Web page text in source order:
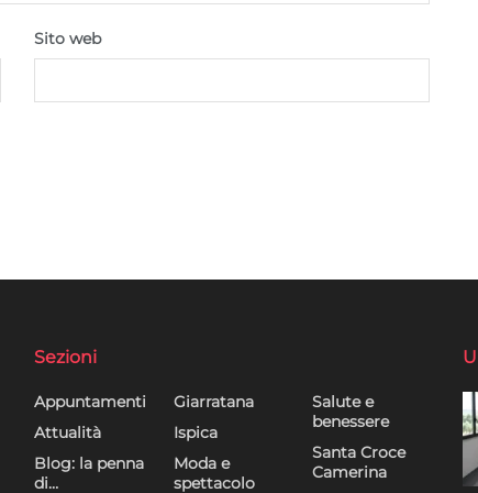
Sito web
Sezioni
Appuntamenti
Attualità
Blog: la penna
di…
Giarratana
Ispica
Moda e
spettacolo
Salute e
benessere
Santa Croce
Camerina